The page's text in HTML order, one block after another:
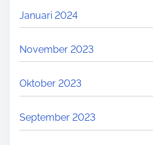
Januari 2024
November 2023
Oktober 2023
September 2023